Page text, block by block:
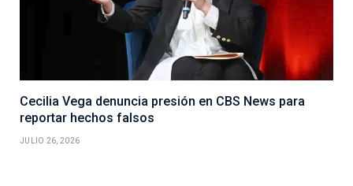
Cecilia Vega denuncia presión en CBS News para
reportar hechos falsos
JULIO 26, 2026